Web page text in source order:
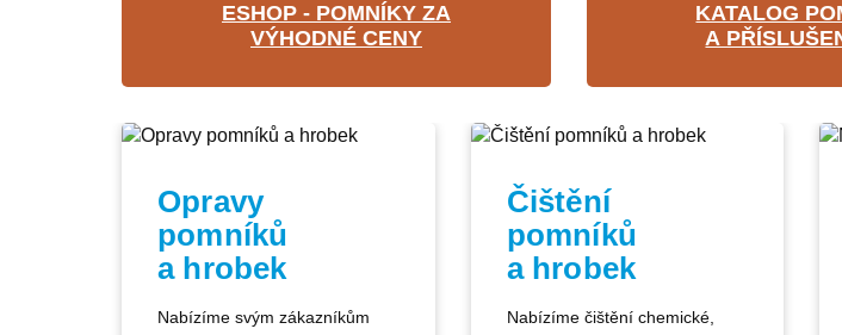
ESHOP - POMNÍKY ZA
VÝHODNÉ CENY
KATALOG
A
Opravy
pomníků
a hrobek
Nabízíme svým zákazníkům
Čištění
pomníků
a hrobek
Nabízíme čištění chemické,